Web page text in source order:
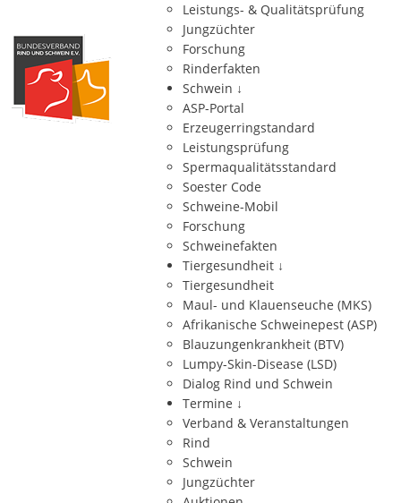
Leistungs- & Qualitätsprüfung
Jungzüchter
Forschung
Rinderfakten
Schwein ↓
ASP-Portal
Erzeugerringstandard
Leistungsprüfung
Spermaqualitätsstandard
Soester Code
Schweine-Mobil
Forschung
Schweinefakten
Tiergesundheit ↓
Tiergesundheit
Maul- und Klauenseuche (MKS)
Afrikanische Schweinepest (ASP)
Blauzungenkrankheit (BTV)
Lumpy-Skin-Disease (LSD)
Dialog Rind und Schwein
Termine ↓
Verband & Veranstaltungen
Rind
Schwein
Jungzüchter